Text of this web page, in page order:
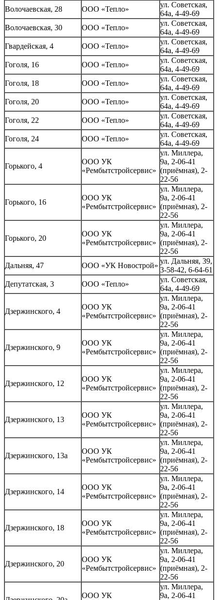
Волочаевская, 28
ООО «Тепло»
ул. Советская,
64а, 4-49-69
Волочаевская, 30
ООО «Тепло»
ул. Советская,
64а, 4-49-69
Гвардейская, 4
ООО «Тепло»
ул. Советская,
64а, 4-49-69
Гоголя, 16
ООО «Тепло»
ул. Советская,
64а, 4-49-69
Гоголя, 18
ООО «Тепло»
ул. Советская,
64а, 4-49-69
Гоголя, 20
ООО «Тепло»
ул. Советская,
64а, 4-49-69
Гоголя, 22
ООО «Тепло»
ул. Советская,
64а, 4-49-69
Гоголя, 24
ООО «Тепло»
ул. Советская,
64а, 4-49-69
Горького, 4
ООО УК
«Рембытстройсервис»
ул. Миллера,
9а, 2-06-41
(приёмная), 2-
22-56
Горького, 16
ООО УК
«Рембытстройсервис»
ул. Миллера,
9а, 2-06-41
(приёмная), 2-
22-56
Горького, 20
ООО УК
«Рембытстройсервис»
ул. Миллера,
9а, 2-06-41
(приёмная), 2-
22-56
Дальняя, 47
ООО «УК Новострой»
ул. Дальняя, 39,
3-58-42, 6-64-61
Депутатская, 3
ООО «Тепло»
ул. Советская,
64а, 4-49-69
Дзержинского, 4
ООО УК
«Рембытстройсервис»
ул. Миллера,
9а, 2-06-41
(приёмная), 2-
22-56
Дзержинского, 9
ООО УК
«Рембытстройсервис»
ул. Миллера,
9а, 2-06-41
(приёмная), 2-
22-56
Дзержинского, 12
ООО УК
«Рембытстройсервис»
ул. Миллера,
9а, 2-06-41
(приёмная), 2-
22-56
Дзержинского, 13
ООО УК
«Рембытстройсервис»
ул. Миллера,
9а, 2-06-41
(приёмная), 2-
22-56
Дзержинского, 13а
ООО УК
«Рембытстройсервис»
ул. Миллера,
9а, 2-06-41
(приёмная), 2-
22-56
Дзержинского, 14
ООО УК
«Рембытстройсервис»
ул. Миллера,
9а, 2-06-41
(приёмная), 2-
22-56
Дзержинского, 18
ООО УК
«Рембытстройсервис»
ул. Миллера,
9а, 2-06-41
(приёмная), 2-
22-56
Дзержинского, 20
ООО УК
«Рембытстройсервис»
ул. Миллера,
9а, 2-06-41
(приёмная), 2-
22-56
ООО УК
ул. Миллера,
9а, 2-06-41